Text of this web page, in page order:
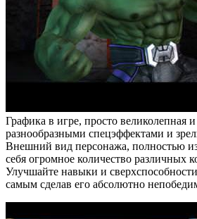
Графика в игре, просто великолепная
разнообразными спецэффектами и
Внешний вид персонажа, полностью
себя огромное количество различных
Улучшайте навыки и
самым сделав его абсолютно